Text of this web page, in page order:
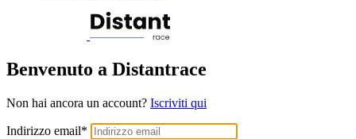
Benvenuto a Distantrace
Non hai ancora un account? Iscriviti qui
Indirizzo email*